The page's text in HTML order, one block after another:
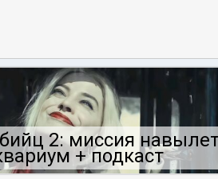
2: миссия
+ подкаст